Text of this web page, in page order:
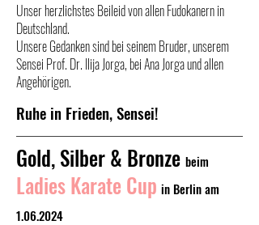
Unser herzlichstes Beileid von allen Fudokanern in
Deutschland.
Unsere Gedanken sind bei seinem Bruder, unserem
Sensei Prof. Dr. Ilija Jorga, bei Ana Jorga und allen
Angehörigen.
Ruhe in Frieden, Sensei!
Gold, Silber & Bronze beim
Ladies Karate Cup in Berlin am
1.06.2024